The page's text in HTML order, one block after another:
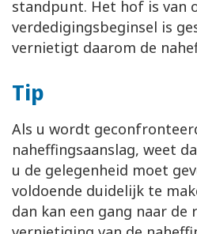
standpunt. Het hof is van
verdedigingsbeginsel is
vernietigt daarom de
Tip
Als u wordt
naheffingsaanslag, weet
u de gelegenheid moet
voldoende duidelijk te
dan kan een gang naar